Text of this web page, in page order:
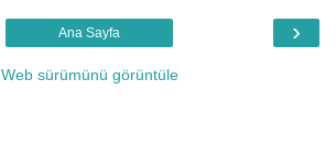
›
Ana Sayfa
Web sürümünü görüntüle